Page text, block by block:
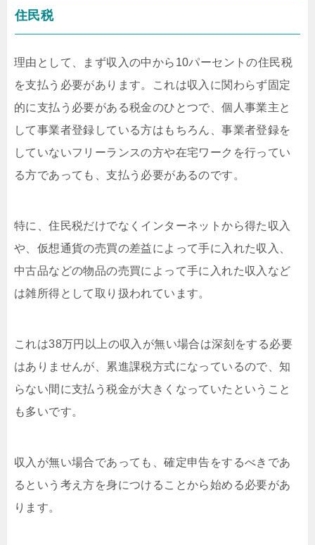
住民税
理由として、まず収入の中から10パーセントの住民税
を支払う必要があります。これは収入に関わらず固定
的に支払う必要がある税金のひとつで、個人事業主と
して事業者登録している方はもちろん、事業者登録を
していないフリーランスの方や在宅ワークを行ってい
る方であっても、支払う必要があるのです。
特に、住民税だけでなくインターネットから得た収入
や、仮想通貨の売買の差益によって手に入れた収入、
中古品などの物品の売買によって手に入れた収入など
は雑所得として取り扱われています。
これは38万円以上の収入が無い場合は深刻をする必要
はありませんが、累進課税方式になっているので、知
らない間に支払う税金が大きくなっていたということ
も多いです。
収入が無い場合であっても、確定申告をするべきであ
るという考え方を身につけることから始める必要があ
ります。